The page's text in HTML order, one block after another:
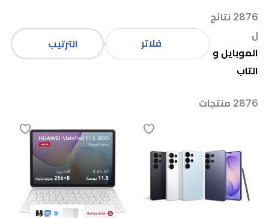
2876 نتائج
ل
الموبايل و
التاب
فلاتر الترتيب
2876 منتجات